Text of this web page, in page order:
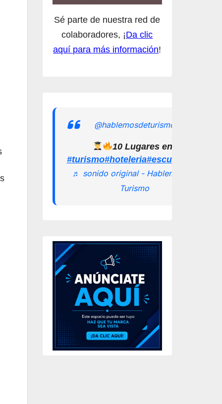
Sé parte de nuestra red de
colaboradores, ¡Da clic
aquí para más información!
@hablemosdeturismomx
10 Lugares en los que
#turismo#hoteleria
♬ sonido original - Hablemos de
Turismo